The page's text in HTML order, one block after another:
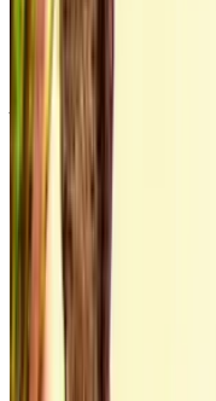
automarkt.Onze
voorraad voor
laatste prijzen ziet.
rechtstreeks contact
je hun advertentie op
beste prijs te krijgen. U
huurauto-
OPMERKING:
De
prijzen, worden
autoverhuurbedrijf.
voor de genoemde
Informeer ons
en we
alternatief.